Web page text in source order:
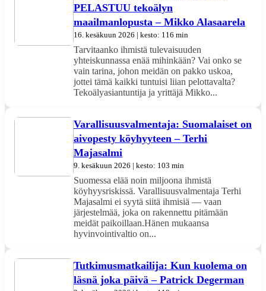
PELASTUU tekoälyn
maailmanlopusta – Mikko Alasaarela
16. kesäkuun 2026 | kesto: 116 min
Tarvitaanko ihmistä tulevaisuuden
yhteiskunnassa enää mihinkään? Vai onko se
vain tarina, johon meidän on pakko uskoa,
jottei tämä kaikki tuntuisi liian pelottavalta?
Tekoälyasiantuntija ja yrittäjä Mikko...
Varallisuusvalmentaja: Suomalaiset on
aivopesty köyhyyteen – Terhi
Majasalmi
9. kesäkuun 2026 | kesto: 103 min
Suomessa elää noin miljoona ihmistä
köyhyysriskissä. Varallisuusvalmentaja Terhi
Majasalmi ei syytä siitä ihmisiä — vaan
järjestelmää, joka on rakennettu pitämään
meidät paikoillaan.Hänen mukaansa
hyvinvointivaltio on...
Tutkimusmatkailija: Kun kuolema on
läsnä joka päivä – Patrick Degerman